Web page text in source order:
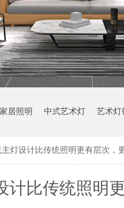
家居照明 中式艺术灯 艺术灯
灯设计比传统照明更有层次
比传统照明更